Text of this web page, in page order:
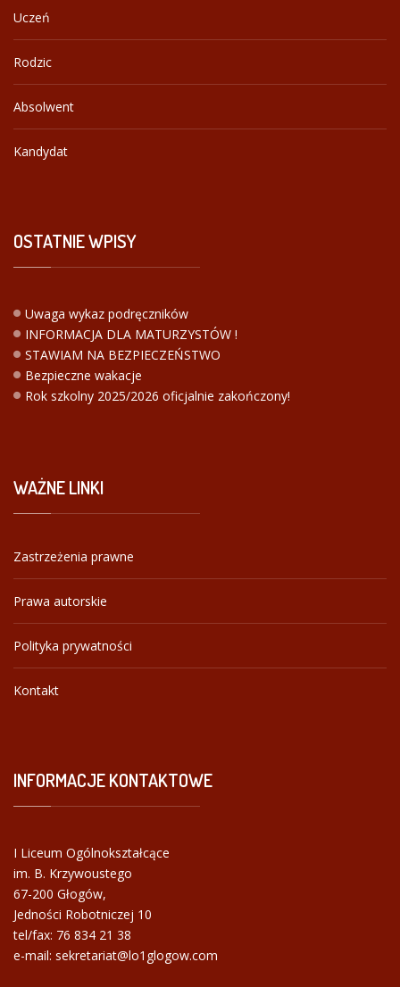
Uczeń
Rodzic
Absolwent
Kandydat
OSTATNIEWPISY
Uwaga wykaz podręczników
INFORMACJA DLA MATURZYSTÓW !
STAWIAM NA BEZPIECZEŃSTWO
Bezpieczne wakacje
Rok szkolny 2025/2026 oficjalnie zakończony!
WAŻNELINKI
Zastrzeżenia prawne
Prawa autorskie
Polityka prywatności
Kontakt
INFORMACJEKONTAKTOWE
I Liceum Ogólnokształcące
im. B. Krzywoustego
67-200 Głogów,
Jedności Robotniczej 10
tel/fax: 76 834 21 38
e-mail: sekretariat@lo1glogow.com